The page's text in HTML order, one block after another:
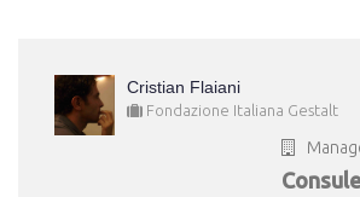
Cristian Flaiani
Fondazione Italiana Gestalt